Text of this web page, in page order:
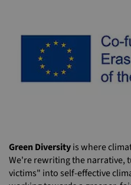
Green Diversityis where
We're rewriting the narrative,
victims" into self-effective